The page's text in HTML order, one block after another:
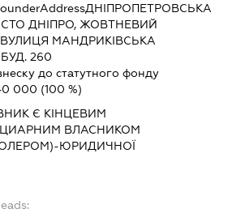
ДНІПРОПЕТРОВСЬКА
ДНІПРО, ЖОВТНЕВИЙ
МАНДРИКІВСЬКА
260
до статутного фонду
000 (100 %)
Є КІНЦЕВИМ
ВЛАСНИКОМ
ЮРИДИЧНОЇ